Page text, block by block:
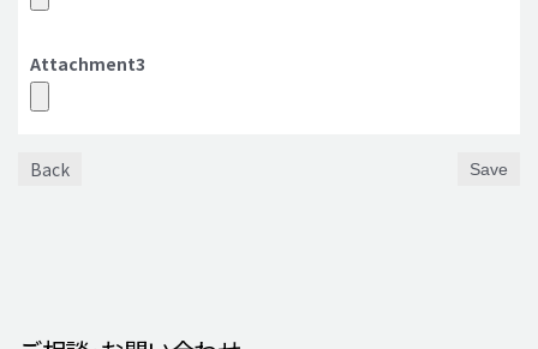
Attachment3
Back Save